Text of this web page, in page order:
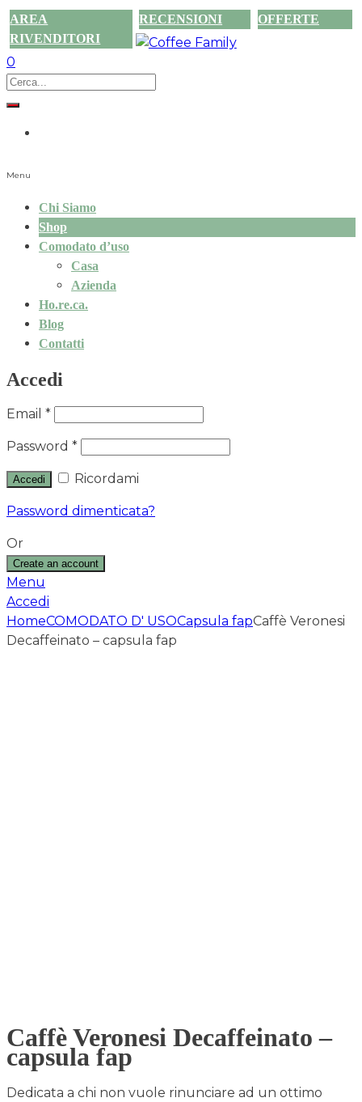
AREA
RIVENDITORI
RECENSIONI OFFERTE
0
Menu
Chi Siamo
Shop
Comodato d’uso
Casa
Azienda
Ho.re.ca.
Blog
Contatti
Accedi
Email *
Password *
Accedi Ricordami
Password dimenticata?
Or
Create an account
Menu
Accedi
HomeCOMODATO D' USOCapsula fapCaffè Veronesi
Decaffeinato – capsula fap
Caffè Veronesi Decaffeinato –
capsula fap
Dedicata a chi non vuole rinunciare ad un ottimo